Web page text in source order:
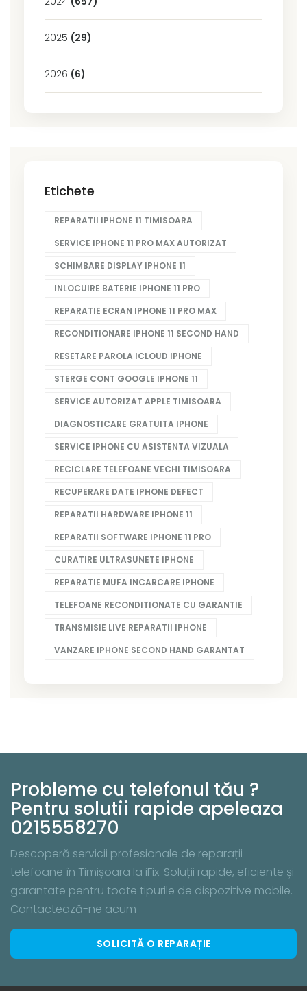
2025 (29)
2026 (6)
Etichete
REPARATII IPHONE 11 TIMISOARA
SERVICE IPHONE 11 PRO MAX AUTORIZAT
SCHIMBARE DISPLAY IPHONE 11
INLOCUIRE BATERIE IPHONE 11 PRO
REPARATIE ECRAN IPHONE 11 PRO MAX
RECONDITIONARE IPHONE 11 SECOND HAND
RESETARE PAROLA ICLOUD IPHONE
STERGE CONT GOOGLE IPHONE 11
SERVICE AUTORIZAT APPLE TIMISOARA
DIAGNOSTICARE GRATUITA IPHONE
SERVICE IPHONE CU ASISTENTA VIZUALA
RECICLARE TELEFOANE VECHI TIMISOARA
RECUPERARE DATE IPHONE DEFECT
REPARATII HARDWARE IPHONE 11
REPARATII SOFTWARE IPHONE 11 PRO
CURATIRE ULTRASUNETE IPHONE
REPARATIE MUFA INCARCARE IPHONE
TELEFOANE RECONDITIONATE CU GARANTIE
TRANSMISIE LIVE REPARATII IPHONE
VANZARE IPHONE SECOND HAND GARANTAT
Probleme cu telefonul tău ?
Pentru solutii rapide apeleaza
0215558270
Descoperă servicii profesionale de reparații
telefoane în Timișoara la iFix. Soluții rapide, eficiente și
garantate pentru toate tipurile de dispozitive mobile.
Contactează-ne acum
SOLICITĂ O REPARAȚIE